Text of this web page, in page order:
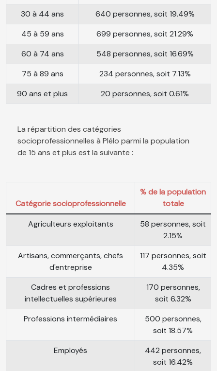
30 à 44 ans
640 personnes, soit 19.49%
45 à 59 ans
699 personnes, soit 21.29%
60 à 74 ans
548 personnes, soit 16.69%
75 à 89 ans
234 personnes, soit 7.13%
90 ans et plus
20 personnes, soit 0.61%
La répartition des catégories
socioprofessionnelles à Plélo parmi la population
de 15 ans et plus est la suivante :
Catégorie socioprofessionnelle
% de la population
totale
Agriculteurs exploitants
58 personnes, soit
2.15%
Artisans, commerçants, chefs
d'entreprise
117 personnes, soit
4.35%
Cadres et professions
intellectuelles supérieures
170 personnes,
soit 6.32%
Professions intermédiaires
500 personnes,
soit 18.57%
Employés
442 personnes,
soit 16.42%